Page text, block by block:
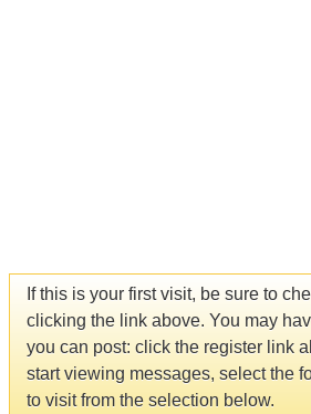
If this is your first visit, be sure to
clicking the link above. You may
you can post: click the register link
start viewing messages, select the
to visit from the selection below.